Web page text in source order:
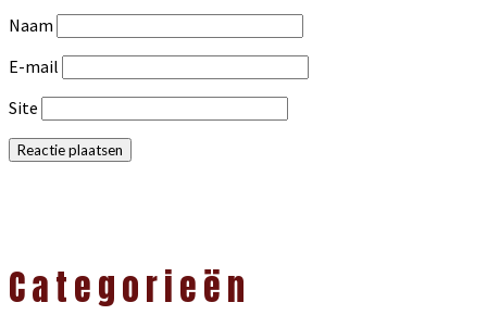
Naam
E-mail
Site
Categorieën